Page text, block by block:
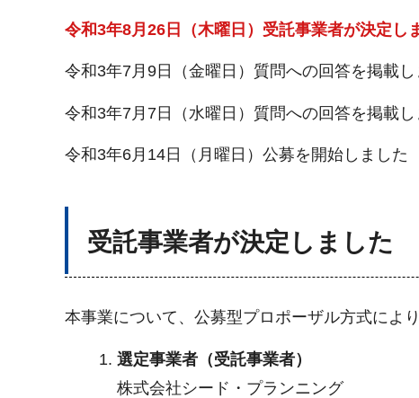
令和3年8月26日（木曜日）受託事業者が決定し
令和3年7月9日（金曜日）質問への回答を掲載し
令和3年7月7日（水曜日）質問への回答を掲載し
令和3年6月14日（月曜日）公募を開始しました
受託事業者が決定しました
本事業について、公募型プロポーザル方式によ
選定事業者（受託事業者）
株式会社シード・プランニング